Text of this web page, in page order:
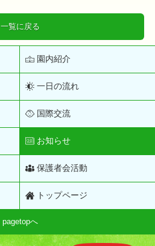
一覧に戻る
園内紹介
一日の流れ
国際交流
お知らせ
保護者会活動
トップページ
pagetopへ